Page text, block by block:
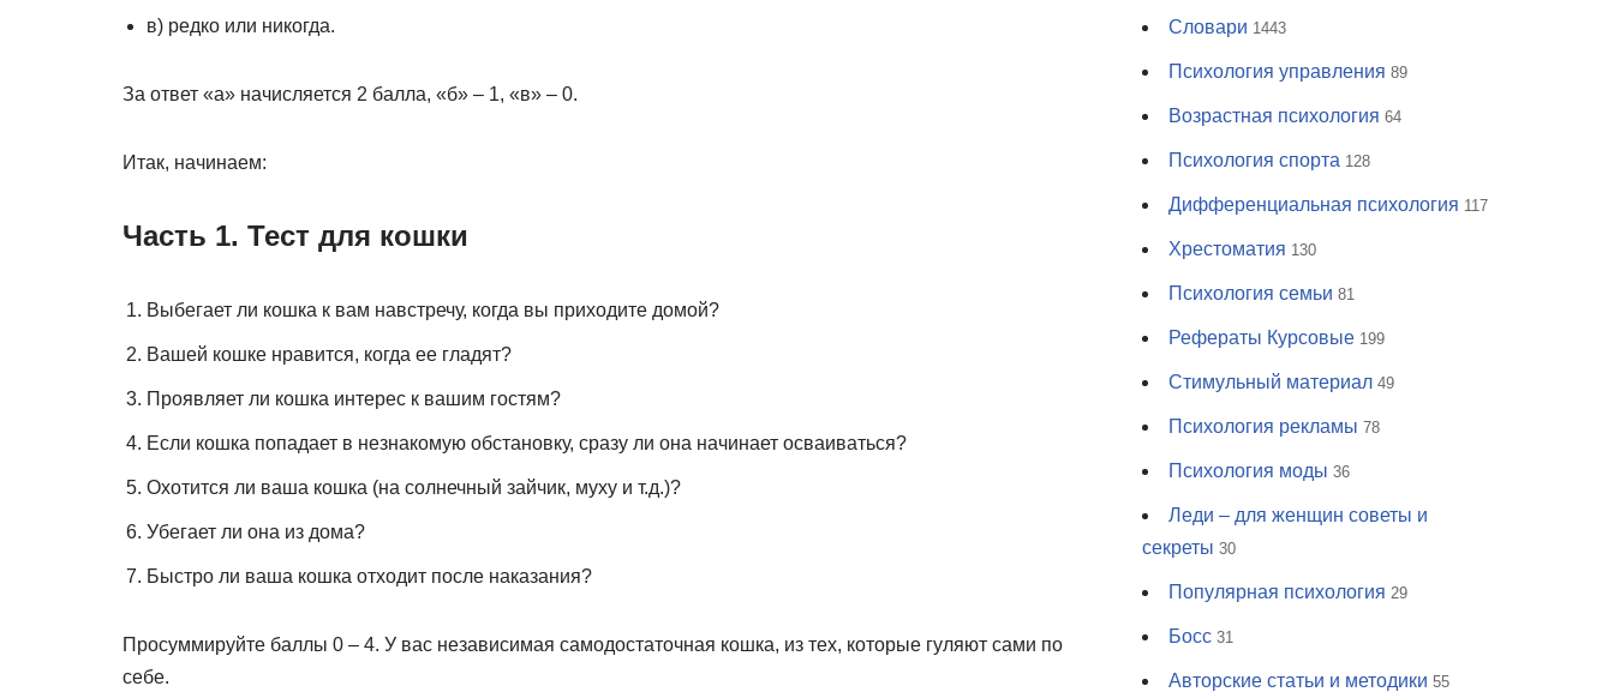
в) редко или никогда.
За ответ «а» начисляется 2 балла, «б» – 1, «в» – 0.
Итак, начинаем:
Часть 1. Тест для кошки
Выбегает ли кошка к вам навстречу, когда вы приходите домой?
Вашей кошке нравится, когда ее гладят?
Проявляет ли кошка интерес к вашим гостям?
Если кошка попадает в незнакомую обстановку, сразу ли она начинает осваиваться?
Охотится ли ваша кошка (на солнечный зайчик, муху и т.д.)?
Убегает ли она из дома?
Быстро ли ваша кошка отходит после наказания?
Просуммируйте баллы 0 – 4. У вас независимая самодостаточная кошка, из тех, которые гуляют сами по
себе.
Словари 1443
Психология управления 89
Возрастная психология 64
Психология спорта 128
Дифференциальная психология 117
Хрестоматия 130
Психология семьи 81
Рефераты Курсовые 199
Стимульный материал 49
Психология рекламы 78
Психология моды 36
Леди – для женщин советы и
секреты 30
Популярная психология 29
Босс 31
Авторские статьи и методики 55